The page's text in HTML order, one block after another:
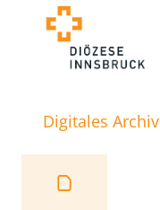
Digitales Archiv